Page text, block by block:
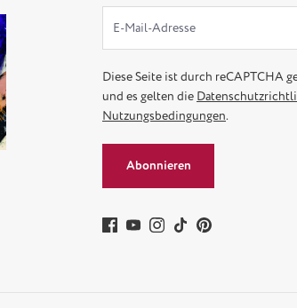
Diese Seite ist durch reCAPTCHA
und es gelten die
Nutzungsbedingungen.
Abonnieren